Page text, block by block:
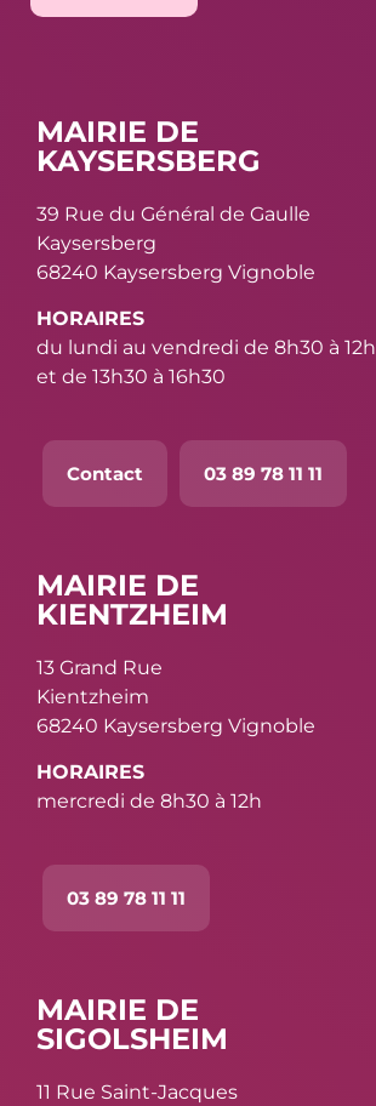
MAIRIE DE
KAYSERSBERG
39 Rue du Général de Gaulle
Kaysersberg
68240 Kaysersberg Vignoble
HORAIRES
du lundi au vendredi de 8h30 à 12h
et de 13h30 à 16h30
Contact 03 89 78 11 11
MAIRIE DE
KIENTZHEIM
13 Grand Rue
Kientzheim
68240 Kaysersberg Vignoble
HORAIRES
mercredi de 8h30 à 12h
03 89 78 11 11
MAIRIE DE
SIGOLSHEIM
11 Rue Saint-Jacques